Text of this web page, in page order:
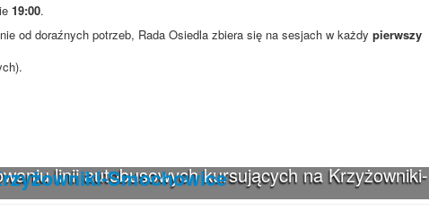
linii autobusowych kursujących na Krzyżowniki-
19:00.
od doraźnych potrzeb, Rada Osiedla zbiera się na sesjach w każdy pierwszy
Smochowice